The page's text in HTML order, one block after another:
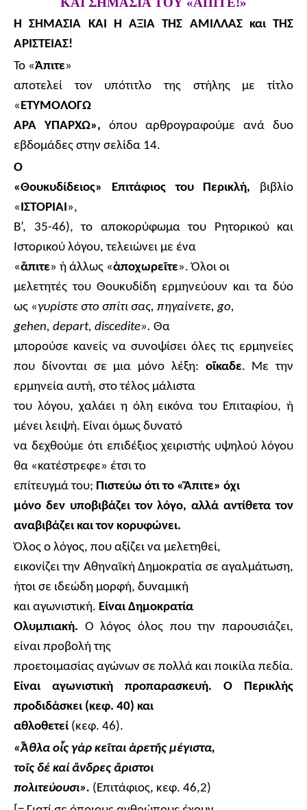
Η ΣΗΜΑΣΙΑ ΚΑΙ Η ΑΞΙΑ ΤΗΣ ΑΜΙΛΛΑΣ και ΤΗΣ
ΑΡΙΣΤΕΙΑΣ!
Το «Άπιτε»
αποτελεί τον υπότιτλο της στήλης με τίτλο
«ΕΤΥΜΟΛΟΓΩ
ΑΡΑ ΥΠΑΡΧΩ», όπου αρθρογραφούμε ανά δυο
εβδομάδες στην σελίδα 14.
Ο
«Θουκυδίδειος» Επιτάφιος του Περικλή, βιβλίο
« ΙΣΤΟΡΙΑΙ »,
Β’, 35-46), το αποκορύφωμα του Ρητορικού και
Ιστορικού λόγου, τελειώνει με ένα
«ἄπιτε» ή άλλως «ἀποχωρεῖτε». Όλοι οι
μελετητές του Θουκυδίδη ερμηνεύουν και τα δύο
ως «γυρίστε στο σπίτι σας, πηγαίνετε, go,
gehen, depart, discedite». Θα
μπορούσε κανείς να συνοψίσει όλες τις ερμηνείες
που δίνονται σε μια μόνο λέξη: οἴκαδε. Με την
ερμηνεία αυτή, στο τέλος μάλιστα
του λόγου, χαλάει η όλη εικόνα του Επιταφίου, ή
μένει λειψή. Είναι όμως δυνατό
να δεχθούμε ότι επιδέξιος χειριστής υψηλού λόγου
θα «κατέστρεφε» έτσι το
επίτευγμά του; Πιστεύω ότι το «Ἄπιτε» όχι
μόνο δεν υποβιβάζει τον λόγο, αλλά αντίθετα τον
αναβιβάζει και τον κορυφώνει.
Όλος ο λόγος, που αξίζει να μελετηθεί,
εικονίζει την Αθηναϊκή Δημοκρατία σε αγαλμάτωση,
ήτοι σε ιδεώδη μορφή, δυναμική
και αγωνιστική. Είναι Δημοκρατία
Ολυμπιακή. Ο λόγος όλος που την παρουσιάζει,
είναι προβολή της
προετοιμασίας αγώνων σε πολλά και ποικίλα πεδία.
Είναι αγωνιστική προπαρασκευή. Ο Περικλής
προδιδάσκει (κεφ. 40) και
αθλοθετεί (κεφ. 46).
«Ἆθλα οἷς γάρ κεῖται ἀρετῆς μέγιστα,
τοῖς δέ καί ἄνδρεςἄριστοι
πολιτεύουσι». (Επιτάφιος, κεφ. 46,2)